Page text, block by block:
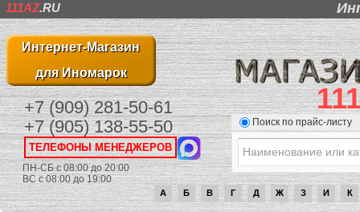
111AZ.RU
Интернет-Магазин
для Иномарок
+7 (909) 281-50-61
+7 (905) 138-55-50
ТЕЛЕФОНЫ МЕНЕДЖЕРОВ
ПН-СБ с 08:00 до 20:00
ВС с 08:00 до 19:00
Поиск по прайс-листу
А Б В Г Д Ж З И К